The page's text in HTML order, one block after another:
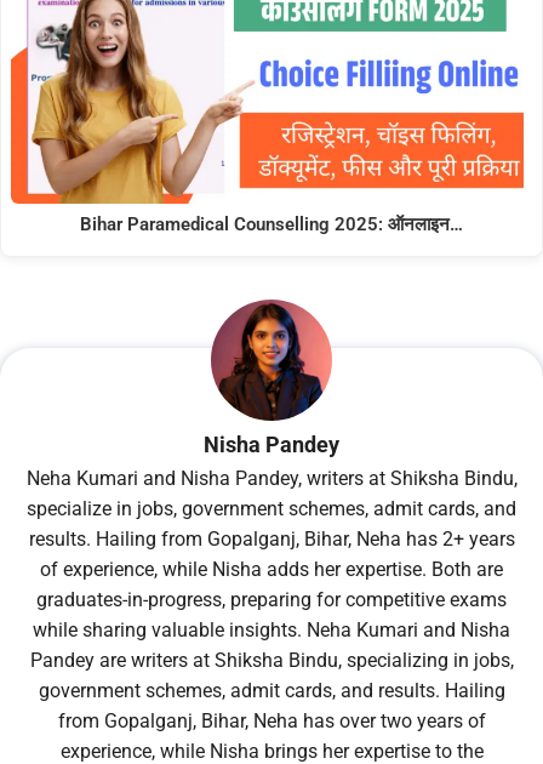
Bihar Paramedical Counselling 2025: ऑनलाइन…
Nisha Pandey
Neha Kumari and Nisha Pandey, writers at Shiksha Bindu,
specialize in jobs, government schemes, admit cards, and
results. Hailing from Gopalganj, Bihar, Neha has 2+ years
of experience, while Nisha adds her expertise. Both are
graduates-in-progress, preparing for competitive exams
while sharing valuable insights. Neha Kumari and Nisha
Pandey are writers at Shiksha Bindu, specializing in jobs,
government schemes, admit cards, and results. Hailing
from Gopalganj, Bihar, Neha has over two years of
experience, while Nisha brings her expertise to the